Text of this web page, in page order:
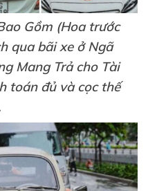
Gồm (Hoa trước
qua bãi xe ở Ngã
Mang Trả cho Tài
toán đủ và cọc thế